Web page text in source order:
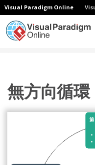
Visual Paradigm Online
無方向循環